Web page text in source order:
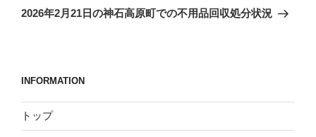
ゲ
ン
の
2026年2月21日の神石高原町での不用品回収処分状況
INFORMATION
トップ